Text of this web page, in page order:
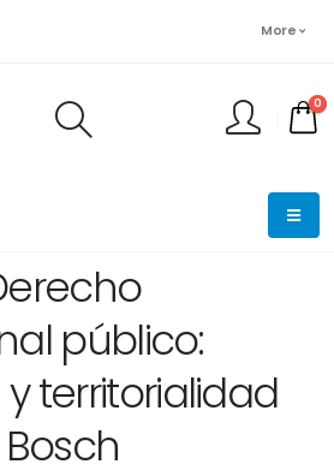
More
0
público:
territorialidad